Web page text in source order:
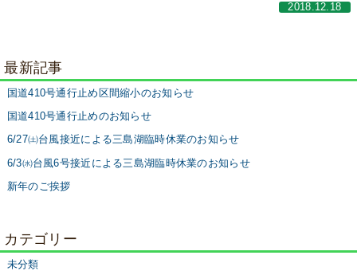
2018.12.18
最新記事
国道410号通行止め区間縮小のお知らせ
国道410号通行止めのお知らせ
6/27㈯台風接近による三島湖臨時休業のお知らせ
6/3㈬台風6号接近による三島湖臨時休業のお知らせ
新年のご挨拶
カテゴリー
未分類